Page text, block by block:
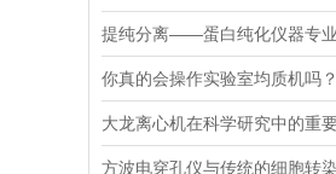
你真的会操作实验室均质机吗？